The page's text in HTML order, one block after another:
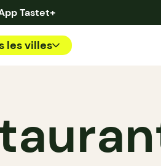
Tastet+
les villes